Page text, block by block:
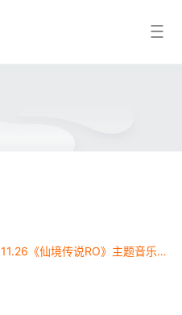
全世界想让你听见，11.26《仙境传说RO》主题音乐会将全程同步直播